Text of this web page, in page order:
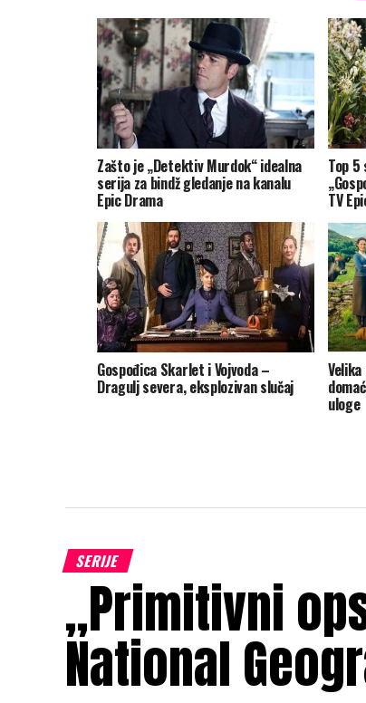
Zašto je „Detektiv Murdok“ idealna
serija za bindž gledanje na kanalu
Epic Drama
Top
TV
Gospođica Skarlet i Vojvoda –
Dragulj severa, eksplozivan slučaj
uloge
SERIJE
„Primitivni
National